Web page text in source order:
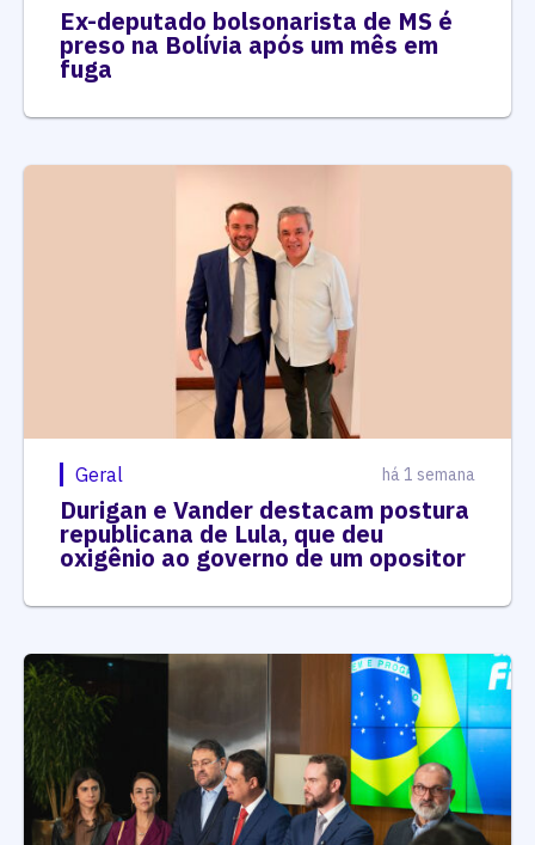
Ex-deputado bolsonarista de MS é
preso na Bolívia após um mês em
fuga
Geral há 1 semana
Durigan e Vander destacam postura
republicana de Lula, que deu
oxigênio ao governo de um opositor